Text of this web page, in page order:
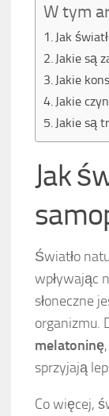
W tym
Jak
Jakie są
Jakie
Jakie
Jakie są
Jak
Światło
wpływając
słoneczne
organizmu.
melatoninę
sprzyjają
Co więcej,